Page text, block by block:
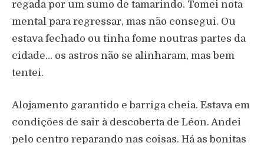
regada por um sumo de tamarindo. Tomei nota
mental para regressar, mas não consegui. Ou
estava fechado ou tinha fome noutras partes da
cidade… os astros não se alinharam, mas bem
tentei.
Alojamento garantido e barriga cheia. Estava em
condições de sair à descoberta de Léon. Andei
pelo centro reparando nas coisas. Há as bonitas